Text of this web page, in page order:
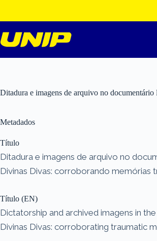
o
conteúdo
Ditadura e imagens de arquivo no
Metadados
Título
Ditadura e imagens de arquivo no
Divinas Divas: corroborando memórias
Título (EN)
Dictatorship and archived imagens in
Divinas Divas: corroborating traumatic